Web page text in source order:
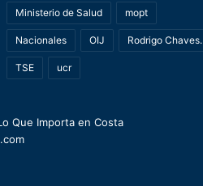
Ministerio de Salud mopt
Nacionales OIJ Rodrigo Chaves.
TSE ucr
Que Importa en Costa